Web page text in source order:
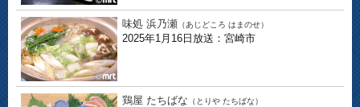
味処 浜乃瀬 （あじどころ はまのせ）
2025年1月16日放送：宮崎市
鶏屋 たちばな （とりや たちばな）